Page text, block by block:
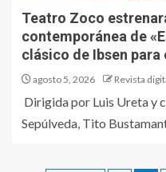
Teatro Zoco
contemporánea de
clásico de Ibsen para
agosto 5, 2026 Revista
Dirigida por Luis Ureta y
Sepúlveda, Tito